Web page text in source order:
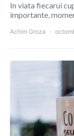
In viata fiecarui
importante,
Achim Groza